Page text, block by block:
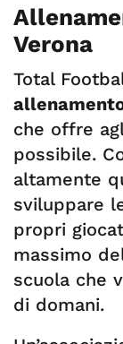
Verona
Total
che offre
possibile.
altamente
sviluppare
propri
massimo
scuola che
di domani.